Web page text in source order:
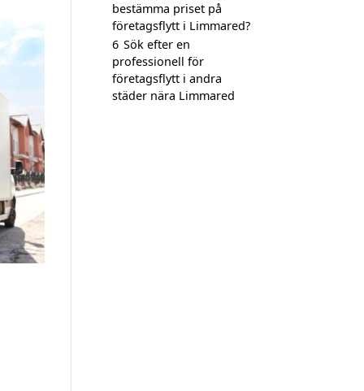
bestämma priset på
företagsflytt i Limmared?
6 Sök efter en
professionell för
företagsflytt i andra
städer nära Limmared